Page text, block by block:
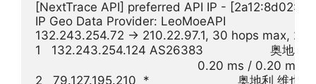
[NextTrace API] preferred API IP -
IP Geo Data Provider: LeoMoeAPI
132.243.254.72 -> 210.22.97.1, 30 hops max, 28
1   132.243.254.124 AS26383                   奥地利
0.20 ms / 0.20
2   79.127.195.210  *                         奥地利 维